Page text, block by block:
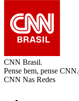
CNN Brasil.
Pense bem, pense CNN.
CNN Nas Redes